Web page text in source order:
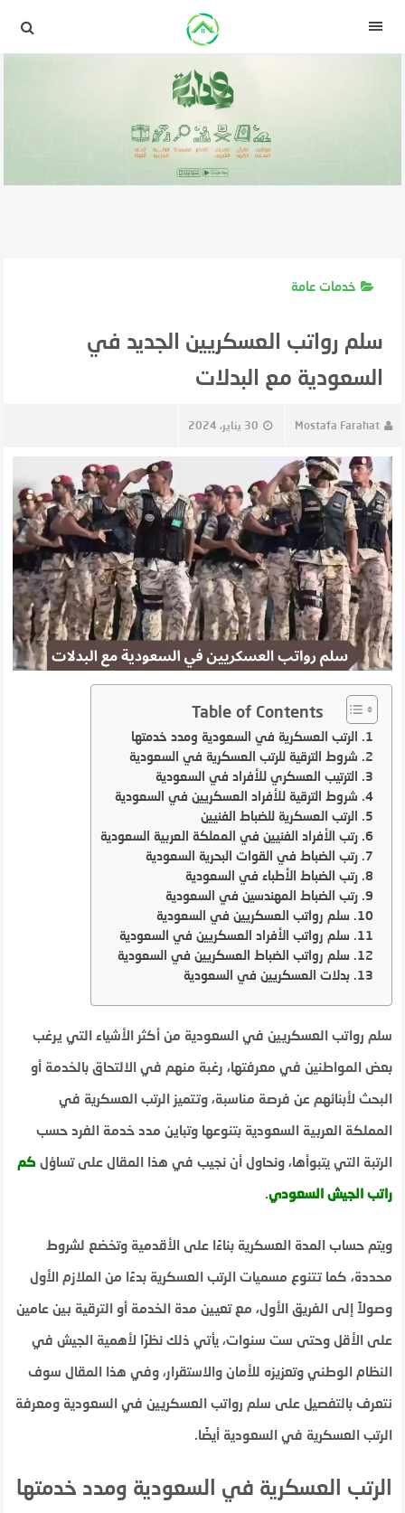
القائمة
خدمات عامة
سلم رواتب العسكريين الجديد في
السعودية مع البدلات
Mostafa Farahat 30 يناير، 2024
Table of Contents
الرتب العسكرية في السعودية ومدد خدمتها
شروط الترقية للرتب العسكرية في السعودية
الترتيب العسكري للأفراد في السعودية
شروط الترقية للأفراد العسكريين في السعودية
الرتب العسكرية للضباط الفنيين
رتب الأفراد الفنيين في المملكة العربية السعودية
رتب الضباط في القوات البحرية السعودية
رتب الضباط الأطباء في السعودية
رتب الضباط المهندسين في السعودية
سلم رواتب العسكريين في السعودية
سلم رواتب الأفراد العسكريين في السعودية
سلم رواتب الضباط العسكريين في السعودية
بدلات العسكريين في السعودية
سلم رواتب العسكريين في السعودية من أكثر الأشياء التي يرغب
بعض المواطنين في معرفتها، رغبة منهم في الالتحاق بالخدمة أو
البحث لأبنائهم عن فرصة مناسبة، وتتميز الرتب العسكرية في
المملكة العربية السعودية بتنوعها وتباين مدد خدمة الفرد حسب
الرتبة التي يتبوأها، ونحاول أن نجيب في هذا المقال على تساؤلكم
راتب الجيش السعودي
ويتم حساب المدة العسكرية بناءًا على الأقدمية وتخضع لشروط
محددة، كما تتنوع مسميات الرتب العسكرية بدءًا من الملازم الأول
وصولاً إلى الفريق الأول، مع تعيين مدة الخدمة أو الترقية بين عامين
على الأقل وحتى ست سنوات، يأتي ذلك نظرًا لأهمية الجيش في
النظام الوطني وتعزيزه للأمان والاستقرار، وفي هذا المقال سوف
نتعرف بالتفصيل على سلم رواتب العسكريين في السعودية ومعرفة
الرتب العسكرية في السعودية أيضًا.
الرتب العسكرية في السعودية ومدد خدمتها